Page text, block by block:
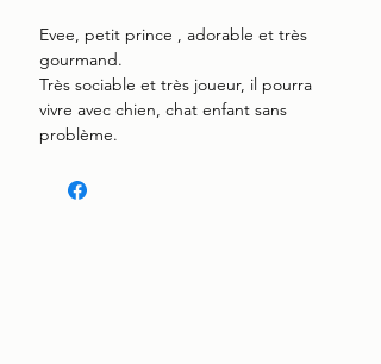
Evee, petit prince , adorable et très
gourmand.
Très sociable et très joueur, il pourra
vivre avec chien, chat enfant sans
problème.